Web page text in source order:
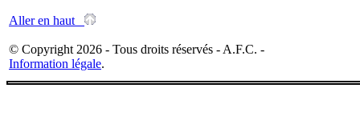
Aller en haut
© Copyright 2026 - Tous droits réservés - A.F.C. -
Information légale.